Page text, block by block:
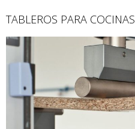
TABLEROS PARA COCINAS